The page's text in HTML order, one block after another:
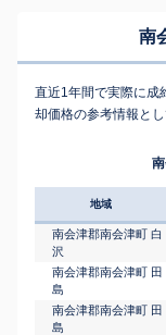
南
直近1年間で実際に成
却価格の参考情報と
地域
南会津郡南会津町 白
沢
南会津郡南会津町 田
島
南会津郡南会津町 田
島